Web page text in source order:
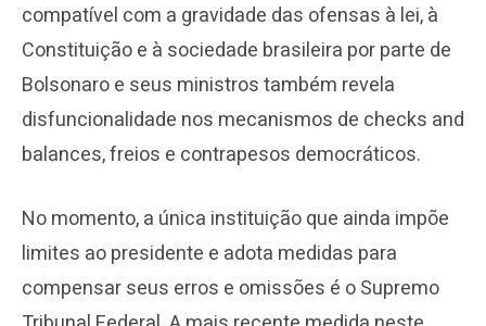
compatível com a gravidade das ofensas à lei, à
Constituição e à sociedade brasileira por parte de
Bolsonaro e seus ministros também revela
disfuncionalidade nos mecanismos de checks and
balances, freios e contrapesos democráticos.
No momento, a única instituição que ainda impõe
limites ao presidente e adota medidas para
compensar seus erros e omissões é o Supremo